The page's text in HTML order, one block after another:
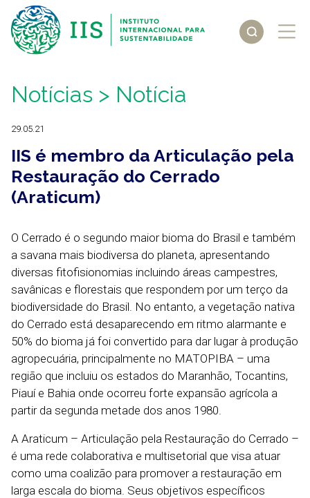
Notícias > Notícia
29.05.21
IIS é membro da Articulação pela
Restauração do Cerrado
(Araticum)
O Cerrado é o segundo maior bioma do Brasil e também
a savana mais biodiversa do planeta, apresentando
diversas fitofisionomias incluindo áreas campestres,
savânicas e florestais que respondem por um terço da
biodiversidade do Brasil. No entanto, a vegetação nativa
do Cerrado está desaparecendo em ritmo alarmante e
50% do bioma já foi convertido para dar lugar à produção
agropecuária, principalmente no MATOPIBA – uma
região que incluiu os estados do Maranhão, Tocantins,
Piauí e Bahia onde ocorreu forte expansão agrícola a
partir da segunda metade dos anos 1980.
A Araticum – Articulação pela Restauração do Cerrado –
é uma rede colaborativa e multisetorial que visa atuar
como uma coalizão para promover a restauração em
larga escala do bioma. Seus objetivos específicos